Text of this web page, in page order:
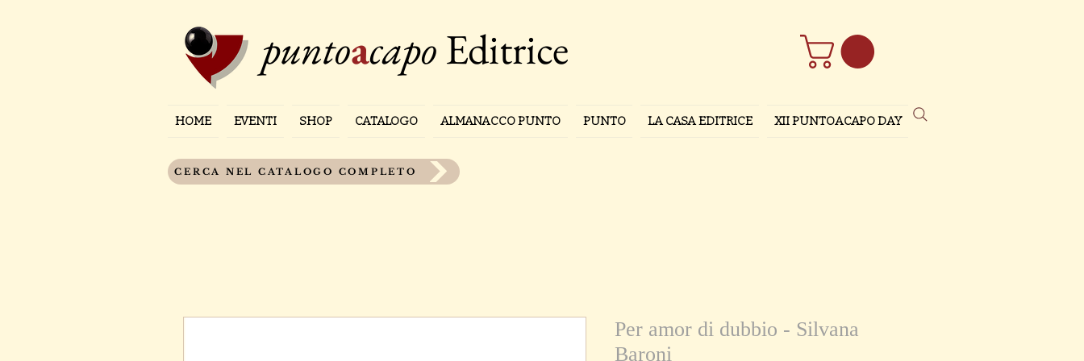
puntoacapoEditrice
HOME EVENTI SHOP CATALOGO ALMANACCO PUNTO PUNTO LA CASA EDITRICE XII PUNTOACAPO DAY
CERCA NEL CATALOGO COMPLETO
Per amor di dubbio - Silvana
Baroni